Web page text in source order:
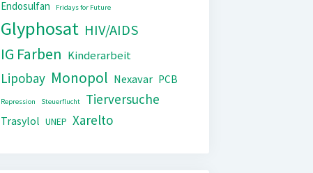
Endosulfan
Fridays for Future
Glyphosat HIV/AIDS
IG Farben Kinderarbeit
Lipobay Monopol Nexavar PCB
Repression Steuerflucht Tierversuche
Trasylol UNEP Xarelto